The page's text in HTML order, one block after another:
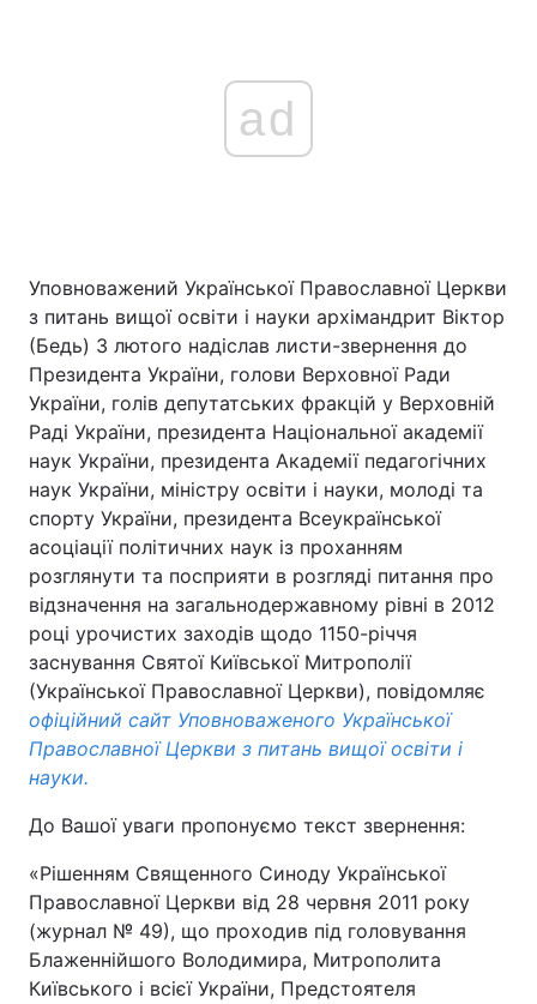
ad
Уповноважений Української Православної Церкви
з питань вищої освіти і науки архімандрит Віктор
(Бедь) 3 лютого надіслав листи-звернення до
Президента України, голови Верховної Ради
України, голів депутатських фракцій у Верховній
Раді України, президента Національної академії
наук України, президента Академії педагогічних
наук України, міністру освіти і науки, молоді та
спорту України, президента Всеукраїнської
асоціації політичних наук із проханням
розглянути та посприяти в розгляді питання про
відзначення на загальнодержавному рівні в 2012
році урочистих заходів щодо 1150-річчя
заснування Святої Київської Митрополії
(Української Православної Церкви), повідомляє
офіційний сайт Уповноваженого Української
Православної Церкви з питань вищої освіти і
науки.
До Вашої уваги пропонуємо текст звернення:
«Рішенням Священного Синоду Української
Православної Церкви від 28 червня 2011 року
(журнал № 49), що проходив під головування
Блаженнійшого Володимира, Митрополита
Київського і всієї України, Предстоятеля